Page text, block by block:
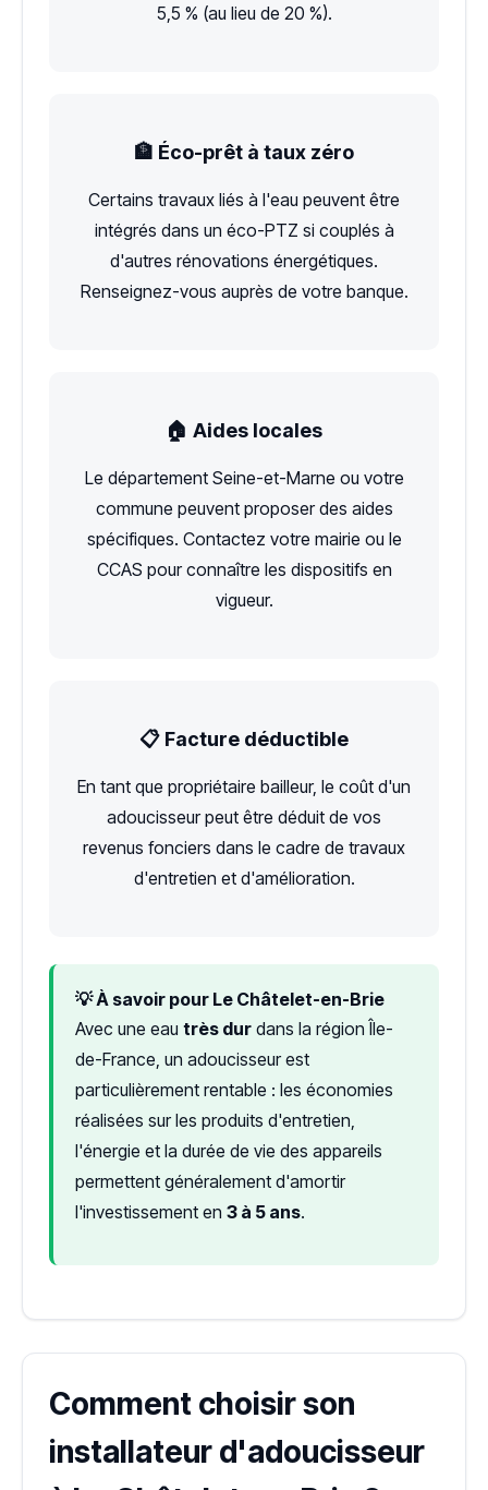
5,5 % (au lieu de 20 %).
🏦 Éco-prêt à taux zéro
Certains travaux liés à l'eau peuvent être
intégrés dans un éco-PTZ si couplés à
d'autres rénovations énergétiques.
Renseignez-vous auprès de votre banque.
🏠 Aides locales
Le département Seine-et-Marne ou votre
commune peuvent proposer des aides
spécifiques. Contactez votre mairie ou le
CCAS pour connaître les dispositifs en
vigueur.
📋 Facture déductible
En tant que propriétaire bailleur, le coût d'un
adoucisseur peut être déduit de vos
revenus fonciers dans le cadre de travaux
d'entretien et d'amélioration.
💡 À savoir pour Le Châtelet-en-Brie
Avec une eau très dur dans la région Île-
de-France, un adoucisseur est
particulièrement rentable : les économies
réalisées sur les produits d'entretien,
l'énergie et la durée de vie des appareils
permettent généralement d'amortir
l'investissement en 3 à 5 ans.
Comment choisir son
installateur d'adoucisseur